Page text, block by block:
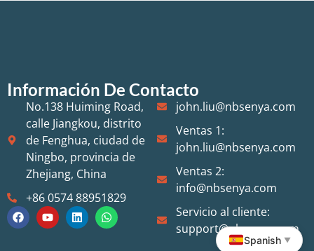
Información De Contacto
No.138 Huiming Road,
calle Jiangkou, distrito
de Fenghua, ciudad de
Ningbo, provincia de
Zhejiang, China
+86 0574 88951829
john.liu@nbsenya.com
Ventas 1:
john.liu@nbsenya.com
Ventas 2:
info@nbsenya.com
Servicio al cliente:
support@nbsenya.com
Spanish ▼